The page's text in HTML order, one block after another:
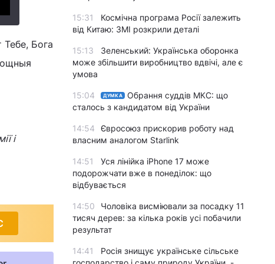
Бога
і
15:31
Космічна програма Росії залежить
від Китаю: ЗМІ розкрили деталі
15:13
Зеленський: Українська оборонка
може збільшити виробництво вдвічі, але є
умова
15:04 ДУМКА
Обрання суддів МКС: що
сталось з кандидатом від України
14:54
Євросоюз прискорив роботу над
власним аналогом Starlink
14:51
Уся лінійка iPhone 17 може
подорожчати вже в понеділок: що
відбувається
14:50
Чоловіка висміювали за посадку 11
тисяч дерев: за кілька років усі побачили
результат
14:41
Росія знищує українське сільське